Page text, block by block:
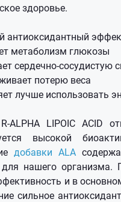
здоровье.
антиоксидантный
метаболизм глюкозы
сердечно-сосудистую
потерю веса
лучше использовать
ALPHA LIPOIC ACID
высокой
добавки ALA
для нашего
и в
сильное